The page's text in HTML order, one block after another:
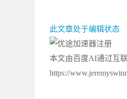
此文章处于编辑状态
本文由百度AI通过互
https://